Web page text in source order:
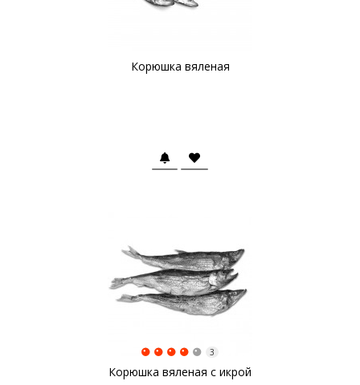
Корюшка вяленая
Корюшка вяленая с икрой
3